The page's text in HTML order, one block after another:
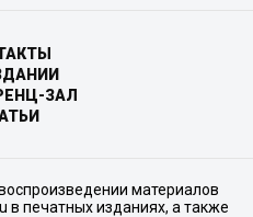
ЗАЛ
материалов
в печатных изданиях, а также